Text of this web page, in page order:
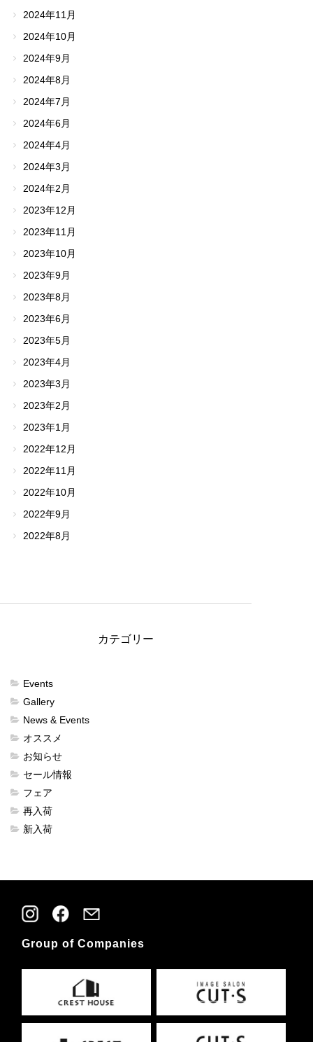
2024年11月
2024年10月
2024年9月
2024年8月
2024年7月
2024年6月
2024年4月
2024年3月
2024年2月
2023年12月
2023年11月
2023年10月
2023年9月
2023年8月
2023年6月
2023年5月
2023年4月
2023年3月
2023年2月
2023年1月
2022年12月
2022年11月
2022年10月
2022年9月
2022年8月
カテゴリー
Events
Gallery
News & Events
オススメ
お知らせ
セール情報
フェア
再入荷
新入荷
Group of Companies